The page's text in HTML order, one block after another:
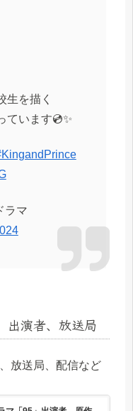
生を描く
ています💿✨
ラマ
出演者、放送局
放送局、配信など